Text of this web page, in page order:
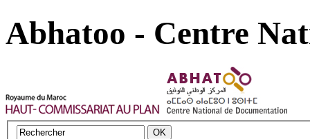
Abhatoo - Centre